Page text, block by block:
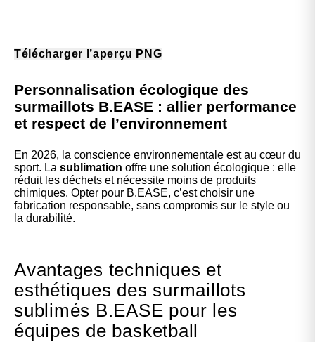
Télécharger l’aperçu PNG
Personnalisation écologique des
surmaillots B.EASE : allier performance
et respect de l’environnement
En 2026, la conscience environnementale est au cœur du
sport. La sublimation offre une solution écologique : elle
réduit les déchets et nécessite moins de produits
chimiques. Opter pour B.EASE, c’est choisir une
fabrication responsable, sans compromis sur le style ou
la durabilité.
Avantages techniques et
esthétiques des surmaillots
sublimés B.EASE pour les
équipes de basketball